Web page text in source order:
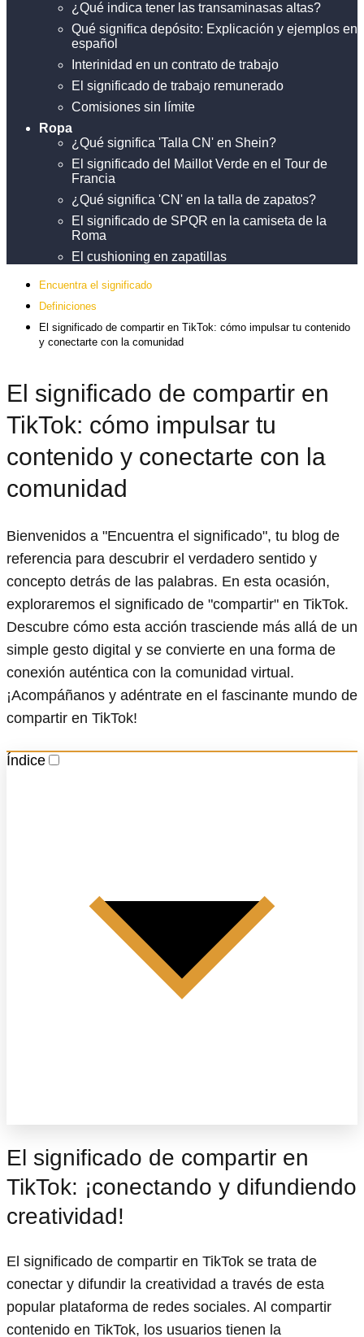
¿Qué indica tener las transaminasas altas?
Qué significa depósito: Explicación y ejemplos en
español
Interinidad en un contrato de trabajo
El significado de trabajo remunerado
Comisiones sin límite
Ropa
¿Qué significa 'Talla CN' en Shein?
El significado del Maillot Verde en el Tour de
Francia
¿Qué significa 'CN' en la talla de zapatos?
El significado de SPQR en la camiseta de la
Roma
El cushioning en zapatillas
Encuentra el significado
Definiciones
El significado de compartir en TikTok: cómo impulsar tu contenido
y conectarte con la comunidad
El significado de compartir en
TikTok: cómo impulsar tu
contenido y conectarte con la
comunidad
Bienvenidos a "Encuentra el significado", tu blog de
referencia para descubrir el verdadero sentido y
concepto detrás de las palabras. En esta ocasión,
exploraremos el significado de "compartir" en TikTok.
Descubre cómo esta acción trasciende más allá de un
simple gesto digital y se convierte en una forma de
conexión auténtica con la comunidad virtual.
¡Acompáñanos y adéntrate en el fascinante mundo de
compartir en TikTok!
Índice
El significado de compartir en
TikTok: ¡conectando y difundiendo
creatividad!
El significado de compartir en TikTok se trata de
conectar y difundir la creatividad a través de esta
popular plataforma de redes sociales. Al compartir
contenido en TikTok, los usuarios tienen la